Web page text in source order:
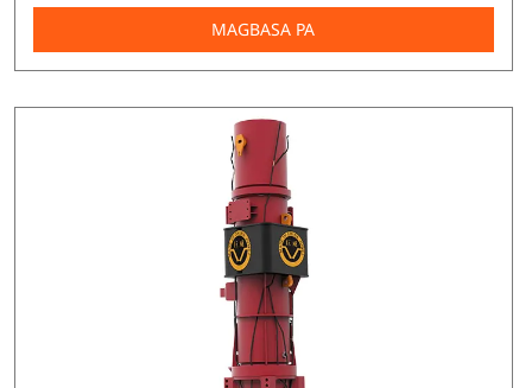
MAGBASA PA